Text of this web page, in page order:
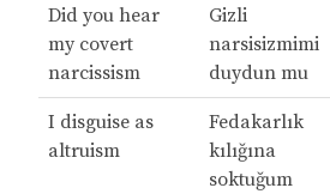
Did you hear
my covert
narcissism
Gizli
narsisizmimi
duydun mu
I disguise as
altruism
Fedakarlık
kılığına
soktuğum